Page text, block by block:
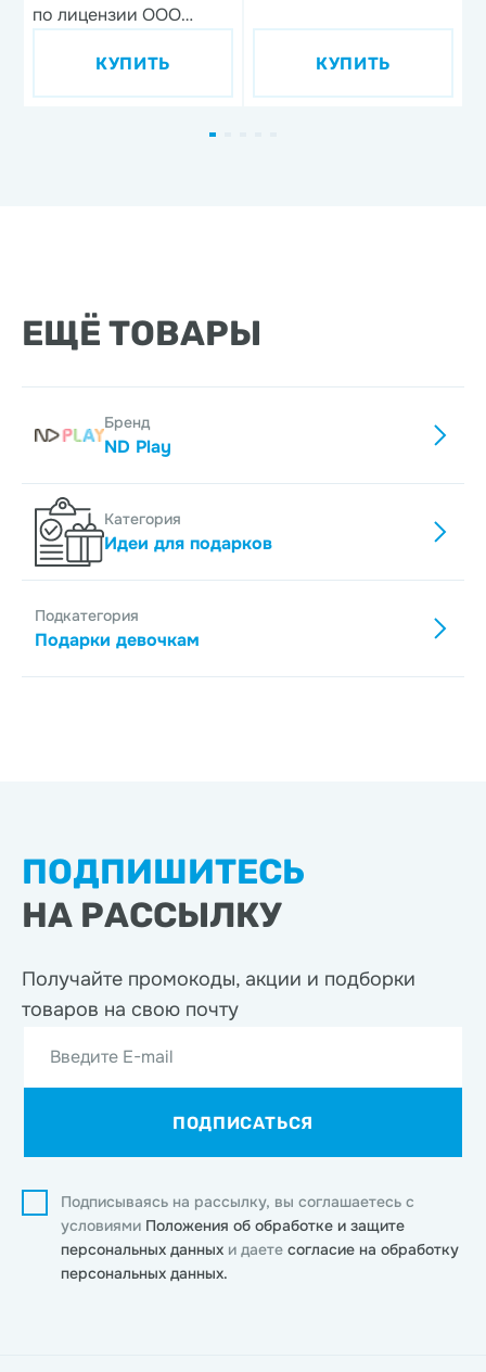
по лицензии ООО
дизайн 1, 3 предмета,
фарфор
КУПИТЬ КУПИТЬ
ЕЩЁ ТОВАРЫ
Бренд
ND Play
Категория
Идеи для подарков
Подкатегория
Подарки девочкам
ПОДПИШИТЕСЬ
НА РАССЫЛКУ
Получайте промокоды, акции и подборки
товаров на свою почту
Введите E-mail
ПОДПИСАТЬСЯ
Подписываясь на рассылку, вы соглашаетесь с
условиями Положения об обработке и защите
персональных данных и даете согласие на обработку
персональных данных.